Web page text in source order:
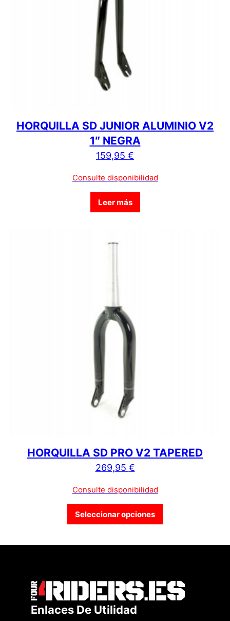
HORQUILLA SD JUNIOR ALUMINIO V2
1″ NEGRA
159,95 €
Consulte disponibilidad
Leer más
HORQUILLA SD PRO V2 TAPERED
269,95 €
Consulte disponibilidad
Seleccionar opciones
Enlaces De Utilidad